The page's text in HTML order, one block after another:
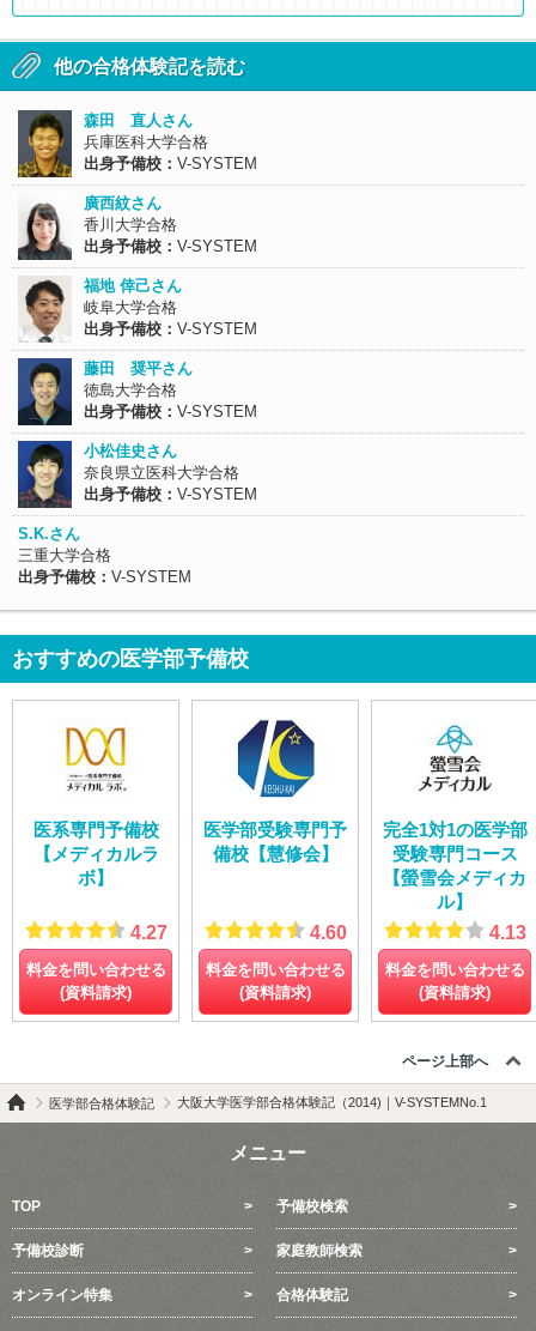
他の合格体験記を読む
森田 直人さん
兵庫医科大学合格
出身予備校： V-SYSTEM
廣西紋さん
香川大学合格
出身予備校： V-SYSTEM
福地 倖己さん
岐阜大学合格
出身予備校： V-SYSTEM
藤田 奨平さん
徳島大学合格
出身予備校： V-SYSTEM
小松佳史さん
奈良県立医科大学合格
出身予備校： V-SYSTEM
S.K.さん
三重大学合格
出身予備校： V-SYSTEM
おすすめの医学部予備校
医系専門予備校
【メディカルラ
ボ】
4.27
料金を問い合わせる
(資料請求)
医学部受験専門予
備校【慧修会】
4.60
料金を問い合わせる
(資料請求)
完全1対1の医学部
受験専門コース
【螢雪会メディカ
ル】
4.13
料金を問い合わせる
(資料請求)
ページ上部へ
医学部合格体験記 大阪大学医学部合格体験記（2014)｜V-SYSTEMNo.1
メニュー
TOP 予備校検索
予備校診断 家庭教師検索
オンライン特集 合格体験記